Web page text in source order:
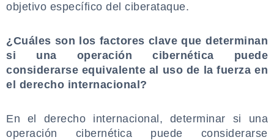
objetivo específico del ciberataque.
¿Cuáles son los factores clave que determinan
si una operación cibernética puede
considerarse equivalente al uso de la fuerza en
el derecho internacional?
En el derecho internacional, determinar si una
operación cibernética puede considerarse